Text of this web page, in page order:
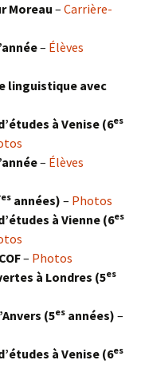
Moreau – Carrière-
– Élèves
linguistique avec
à Venise (6es
– Élèves
années) – Photos
à Vienne (6es
– Photos
à Londres (5es
(5es années) –
à Venise (6es